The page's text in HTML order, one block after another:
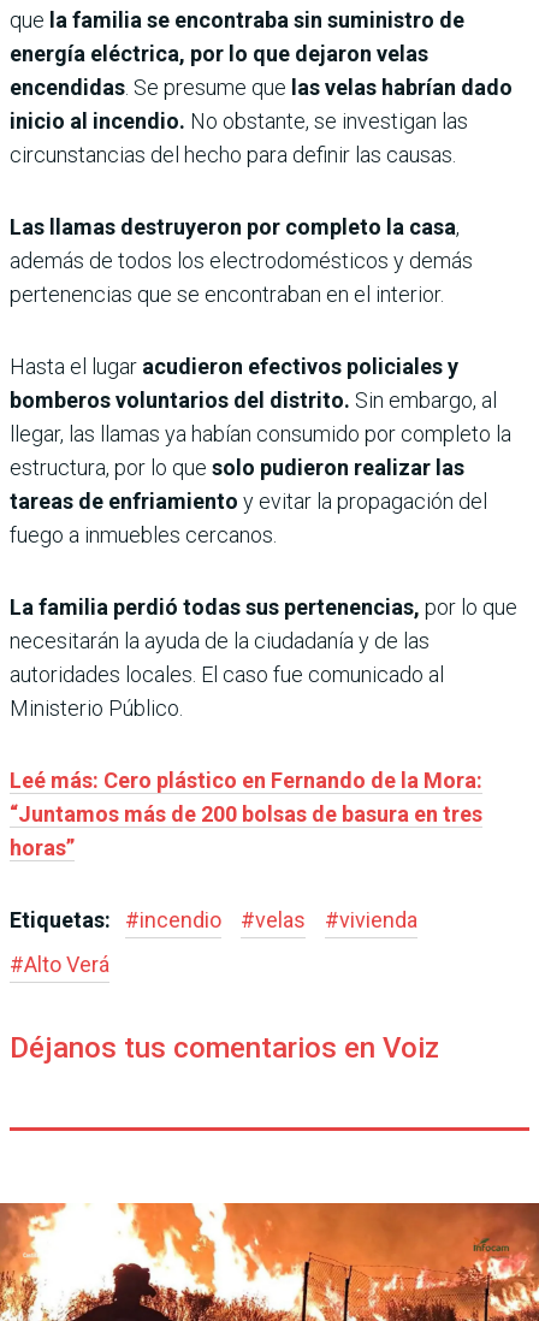
que la familia se encontraba sin suministro de
energía eléctrica, por lo que dejaron velas
encendidas . Se presume que las velas habrían dado
inicio al incendio. No obstante, se investigan las
circunstancias del hecho para definir las causas.
Las llamas destruyeron por completo la casa,
además de todos los electrodomésticos y demás
pertenencias que se encontraban en el interior.
Hasta el lugar acudieron efectivos policiales y
bomberos voluntarios del distrito. Sin embargo, al
llegar, las llamas ya habían consumido por completo la
estructura, por lo que solo pudieron realizar las
tareas de enfriamiento y evitar la propagación del
fuego a inmuebles cercanos.
La familia perdió todas sus pertenencias, por lo que
necesitarán la ayuda de la ciudadanía y de las
autoridades locales. El caso fue comunicado al
Ministerio Público.
Leé más: Cero plástico en Fernando de la Mora:
“Juntamos más de 200 bolsas de basura en tres
horas”
Etiquetas: #incendio #velas #vivienda
#Alto Verá
Déjanos tus comentarios en Voiz